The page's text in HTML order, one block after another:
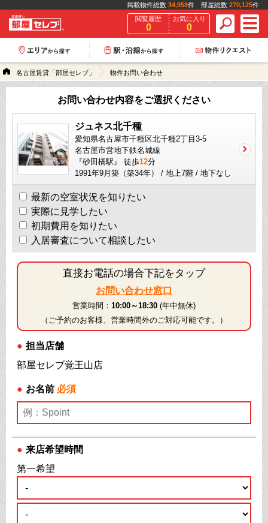
掲載物件総数 34,958件 部屋総数 270,125件
閲覧履歴
0
お気に入り
0
名古屋賃貸「部屋セレブ」 物件お問い合わせ
お問い合わせ内容をご選択ください
ジュネス北千種
愛知県名古屋市千種区北千種2丁目3-5
名古屋市営地下鉄名城線
『砂田橋駅』 徒歩12分
1991年9月築（築34年） / 地上7階 / 地下なし
最新の空室状況を知りたい
実際に見学したい
初期費用を知りたい
入居審査について相談したい
直接お電話の場合下記をタップ
お問い合わせ窓口
営業時間： 10:00～18:30 (年中無休)
（ご予約のお客様、営業時間外のご対応可能です。）
● 担当店舗
部屋セレブ覚王山店
● お名前 必須
● 来店希望時間
第一希望